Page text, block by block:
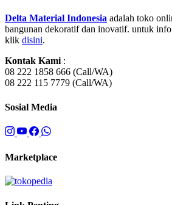
Delta Material Indonesia adalah toko
bangunan dekoratif dan inovatif. untuk
klik disini.
Kontak Kami :
08 222 1858 666 (Call/WA)
08 222 115 7779 (Call/WA)
Sosial Media
Marketplace